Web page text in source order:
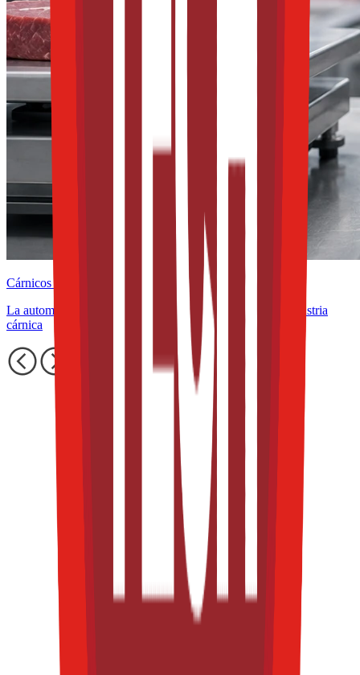
Cárnicos y alternativas plant-based
La automatización como aliada de la rentabilidad en la industria
cárnica